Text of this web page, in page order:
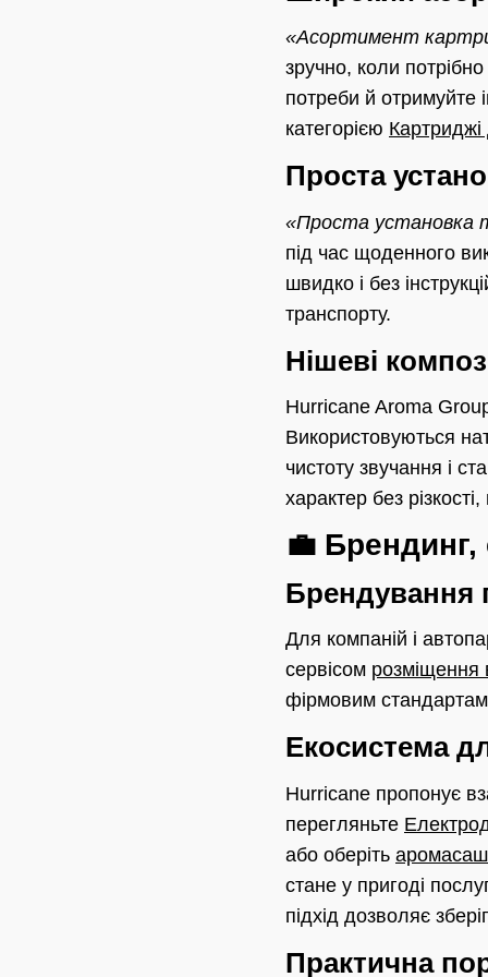
«Асортимент
зручно, коли
потреби й отримуйте
категорією
Проста
«Проста установка
під час щоденного
швидко і без
транспорту.
Нішеві
Hurricane Aroma
Використовуються
чистоту звучання і
характер без
💼 Брендинг,
Брендування
Для компаній і
сервісом розміщення
фірмовим стандартам
Екосистема
Hurricane пропонує
перегляньте
або оберіть
стане у пригоді
підхід дозволяє
Практична